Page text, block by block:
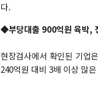
다.
◆부당대출 900억원 육박,
현장검사에서 확인된 기업
240억원 대비 3배 이상 많